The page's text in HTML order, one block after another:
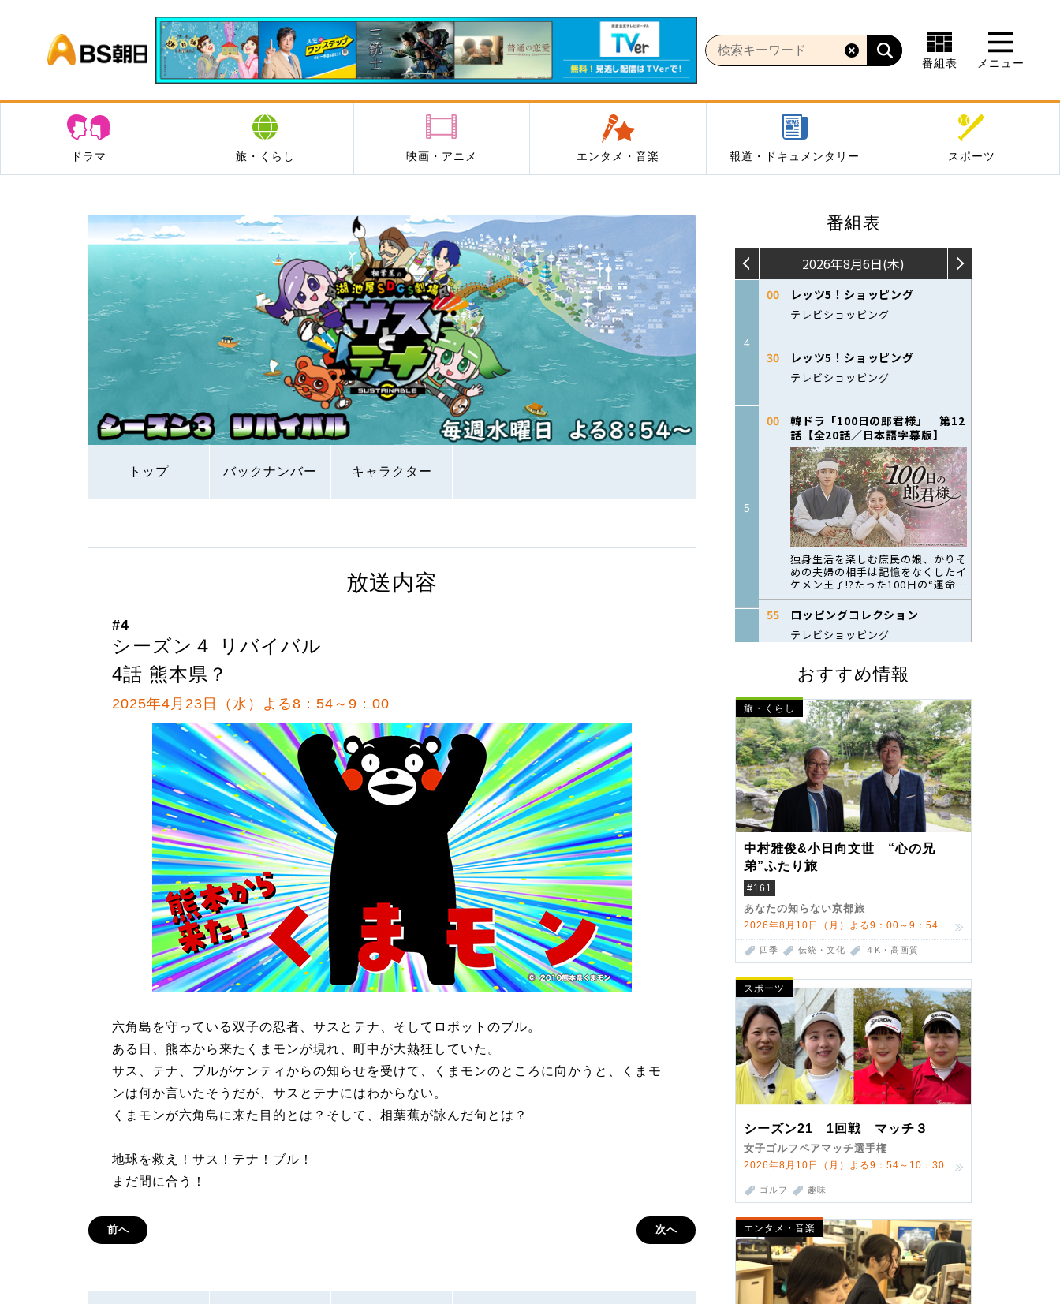
BS朝日
番組表 メニュー
ドラマ 旅・くらし 映画・アニメ エンタメ・音楽 報道・ドキュメンタリー スポーツ
トップ バックナンバー キャラクター
番組表
おすすめ情報
旅・くらし
中村雅俊&小日向文世 “心の兄
弟”ふたり旅
#161
あなたの知らない京都旅
2026年8月10日（月）よる9：00～9：54
四季 伝統・文化 ４K・高画質
スポーツ
シーズン21 1回戦 マッチ３
女子ゴルフペアマッチ選手権
2026年8月10日（月）よる9：54～10：30
ゴルフ 趣味
エンタメ・音楽
放送内容
#4
シーズン４ リバイバル
4話 熊本県？
2025年4月23日（水）よる8：54～9：00
六角島を守っている双子の忍者、サスとテナ、そしてロボットのブル。
ある日、熊本から来たくまモンが現れ、町中が大熱狂していた。
サス、テナ、ブルがケンティからの知らせを受けて、くまモンのところに向かうと、くまモ
ンは何か言いたそうだが、サスとテナにはわからない。
くまモンが六角島に来た目的とは？そして、相葉蕉が詠んだ句とは？
地球を救え！サス！テナ！ブル！
まだ間に合う！
前へ 次へ